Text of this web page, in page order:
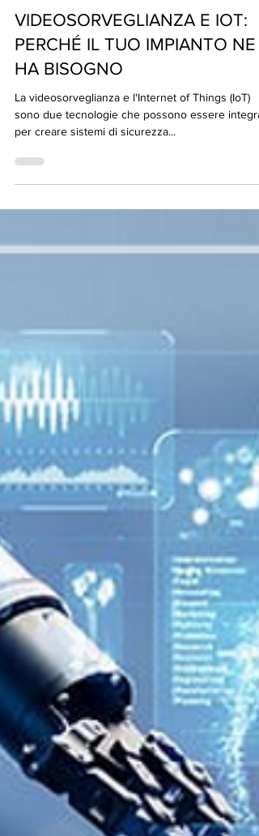
22 nov 2023
VIDEOSORVEGLIANZA E IOT:
PERCHÉ IL TUO IMPIANTO NE
HA BISOGNO
La videosorveglianza e l'Internet of Things (IoT)
sono due tecnologie che possono essere
per creare sistemi di sicurezza...